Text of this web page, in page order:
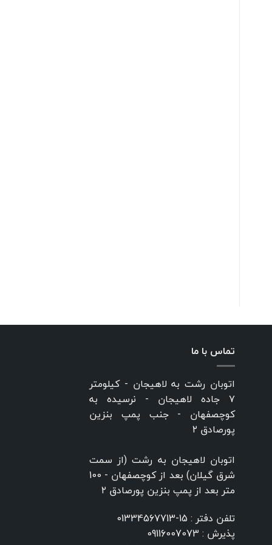
تماس با ما
اتوبان رشت به لاهیجان - کیلومتر
۷ جاده لاهیجان - نرسیده به
کوچصفهان - جنب پمپ بنزین
پورصادق ۲
اتوبان لاهیجان به رشت (از سمت
شرق گیلان) بعد از کوچصفهان - 100
متر بعد از پمپ بنزین پورصادق ۲
تلفن دفتر : 15-01334567713
پذیرش : 09116007073